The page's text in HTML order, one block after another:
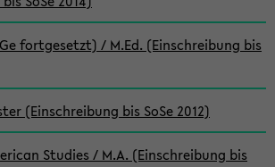
fortgesetzt) / M.Ed. (Einschreibung bis
(Einschreibung bis SoSe 2012)
Studies / M.A. (Einschreibung bis